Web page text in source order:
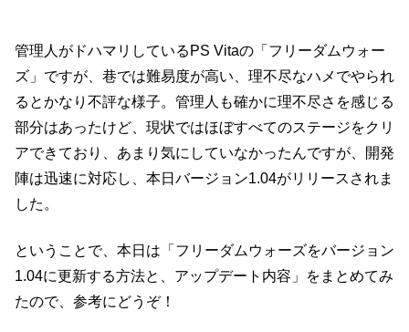
管理人がドハマリしているPS Vitaの「フリーダムウォー
ズ」ですが、巷では難易度が高い、理不尽なハメでやられ
るとかなり不評な様子。管理人も確かに理不尽さを感じる
部分はあったけど、現状ではほぼすべてのステージをクリ
アできており、あまり気にしていなかったんですが、開発
陣は迅速に対応し、本日バージョン1.04がリリースされま
した。
ということで、本日は「フリーダムウォーズをバージョン
1.04に更新する方法と、アップデート内容」をまとめてみ
たので、参考にどうぞ！